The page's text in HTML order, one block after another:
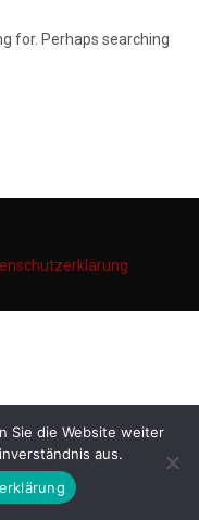
for. Perhaps searching
Sie die Website weiter
aus.